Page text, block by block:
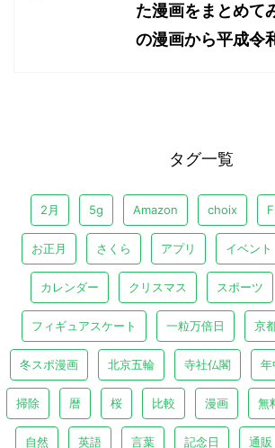
た漫画をまとめて
の漫画から平成令
タグ一覧
2月 5g Amazon choix
お正月 さくら アプリ イベント
カレンダー クリスマス スポーツ
フィギュアスケート 一粒万倍日 京
冬スポ漫画 北京五輪 寺社仏閣 年
掃除 暦 桜 比較 漫画 無
自然 英語 言葉 記念日 通販